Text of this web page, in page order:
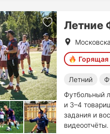
Летние
Горящая
Летний
Футбольный
и 3–4
задания и